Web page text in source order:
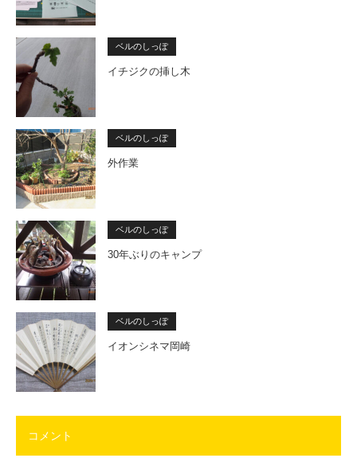
ベルのしっぽ
イチジクの挿し木
ベルのしっぽ
外作業
ベルのしっぽ
30年ぶりのキャンプ
ベルのしっぽ
イオンシネマ岡崎
コメント